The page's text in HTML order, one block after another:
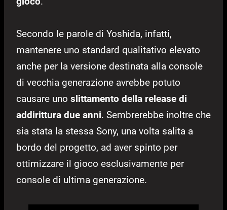
Secondo le parole di Yoshida, infatti,
mantenere uno standard qualitativo elevato
anche per la versione destinata alla console
di vecchia generazione avrebbe potuto
causare uno slittamento della release di
addirittura due anni. Sembrerebbe inoltre che
sia stata la stessa Sony, una volta salita a
bordo del progetto, ad aver spinto per
ottimizzare il gioco esclusivamente per
console di ultima generazione.